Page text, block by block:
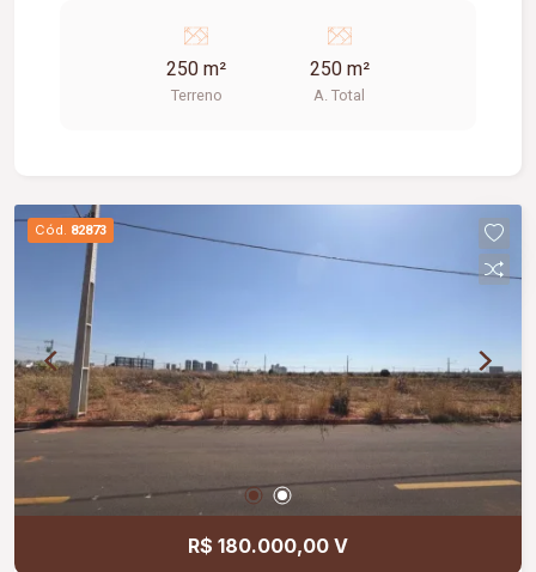
imóvel: Excelente aproveitamento da área; Ideal
para construção residencial; Região em
crescimento e valorização contínua; Potencial
praticidade.
250 m²
Terreno
250 m²
A. Total
Cód. 82873
R$ 180.000,00 V